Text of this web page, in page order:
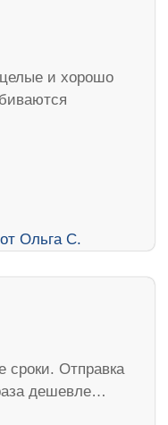
и хорошо
сроки. Отправка
дешевле…